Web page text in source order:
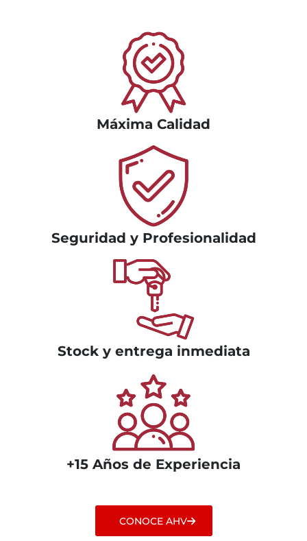
Máxima Calidad
Seguridad y Profesionalidad
Stock y entrega inmediata
+15 Años de Experiencia
CONOCE AHV